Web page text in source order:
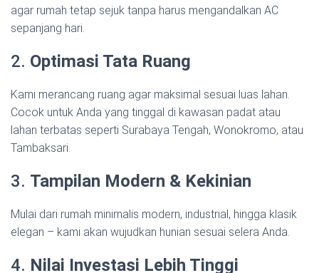
agar rumah tetap sejuk tanpa harus mengandalkan AC
sepanjang hari.
2. Optimasi Tata Ruang
Kami merancang ruang agar maksimal sesuai luas lahan.
Cocok untuk Anda yang tinggal di kawasan padat atau
lahan terbatas seperti Surabaya Tengah, Wonokromo, atau
Tambaksari.
3. Tampilan Modern & Kekinian
Mulai dari rumah minimalis modern, industrial, hingga klasik
elegan – kami akan wujudkan hunian sesuai selera Anda.
4. Nilai Investasi Lebih Tinggi